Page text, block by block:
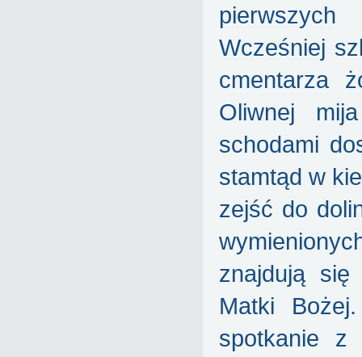
Wcześniej
cmentarza
Oliwnej
schodami
stamtąd w
zejść do
znajdują
Matki
spotkanie z